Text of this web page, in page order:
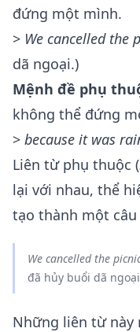
đứng một mình.
> We cancelled the
dã ngoại.)
Mệnh đề phụ
không thể đứng
> because it was
Liên từ phụ thuộc (
lại với nhau, thể
tạo thành một
We cancelled the
đã hủy buổi dã
Những liên từ này